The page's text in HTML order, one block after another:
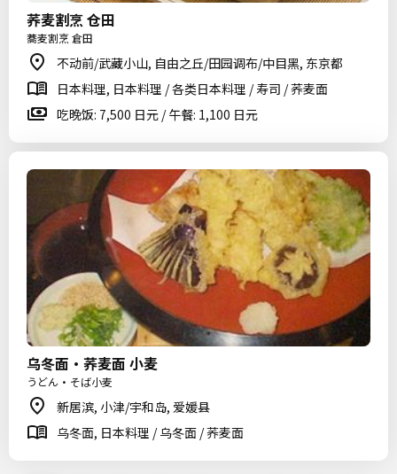
荞麦割烹 仓田
蕎麦割烹 倉田
不动前/武藏小山, 自由之丘/田园调布/中目黑, 东京都
日本料理, 日本料理 / 各类日本料理 / 寿司 / 荞麦面
吃晚饭: 7,500 日元 / 午餐: 1,100 日元
乌冬面・荞麦面 小麦
うどん・そば小麦
新居滨, 小津/宇和岛, 爱媛县
乌冬面, 日本料理 / 乌冬面 / 荞麦面